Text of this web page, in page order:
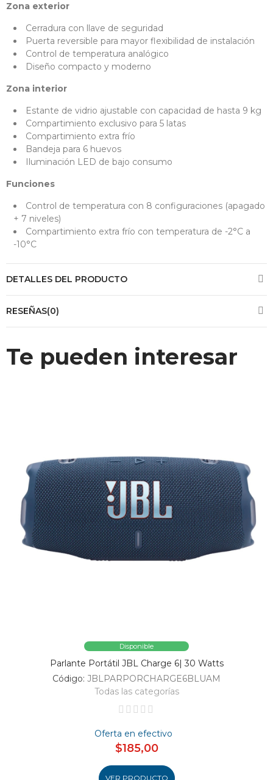
Zona exterior
Cerradura con llave de seguridad
Puerta reversible para mayor flexibilidad de instalación
Control de temperatura analógico
Diseño compacto y moderno
Zona interior
Estante de vidrio ajustable con capacidad de hasta 9 kg
Compartimiento exclusivo para 5 latas
Compartimiento extra frío
Bandeja para 6 huevos
Iluminación LED de bajo consumo
Funciones
Control de temperatura con 8 configuraciones (apagado
+ 7 niveles)
Compartimiento extra frío con temperatura de -2°C a
-10°C
DETALLES DEL PRODUCTO
RESEÑAS(0)
Te pueden interesar
Disponible
Parlante Portátil JBL Charge 6| 30 Watts
Código: JBLPARPORCHARGE6BLUAM
Todas las categorías
Oferta en efectivo
$185,00
VER PRODUCTO